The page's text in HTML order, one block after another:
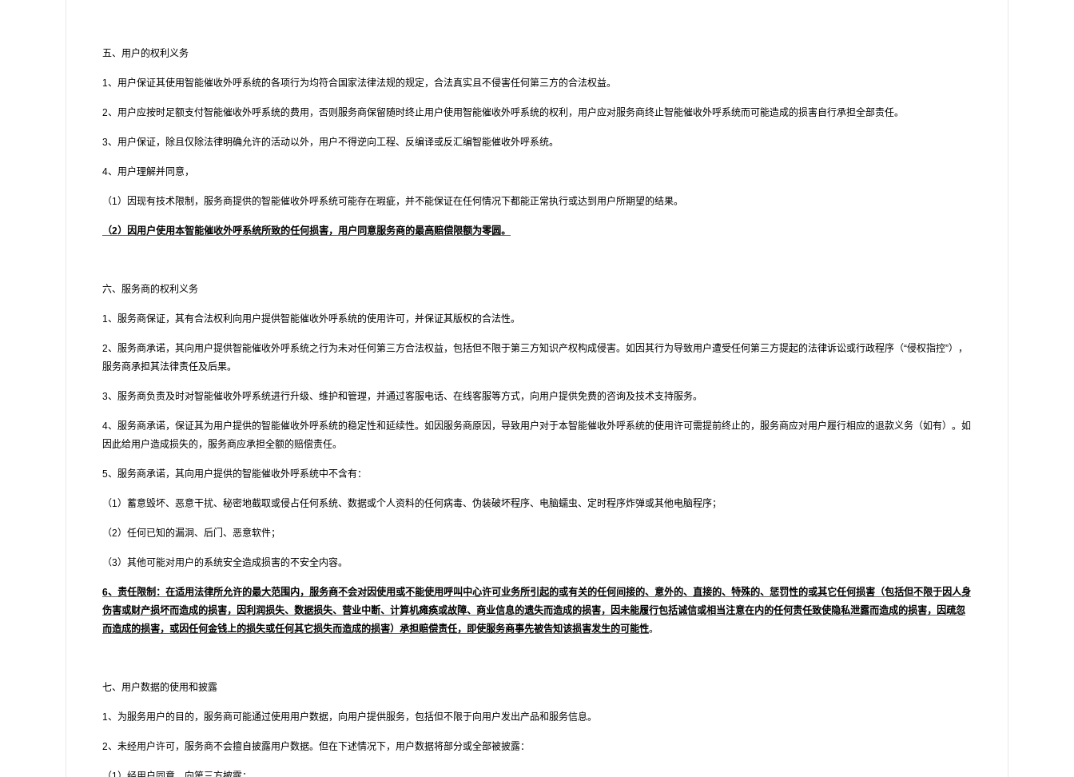
五、用户的权利义务
1、用户保证其使用智能催收外呼系统的各项行为均符合国家法律法规的规定，合法真实且不侵害任何第三方的合法权益。
2、用户应按时足额支付智能催收外呼系统的费用，否则服务商保留随时终止用户使用智能催收外呼系统的权利，用户应对服务商终止智能催收外呼系统而可能造成的损害自行承担全部责任。
3、用户保证，除且仅除法律明确允许的活动以外，用户不得逆向工程、反编译或反汇编智能催收外呼系统。
4、用户理解并同意，
（1）因现有技术限制，服务商提供的智能催收外呼系统可能存在瑕疵，并不能保证在任何情况下都能正常执行或达到用户所期望的结果。
（2）因用户使用本智能催收外呼系统所致的任何损害，用户同意服务商的最高赔偿限额为零圆。
六、服务商的权利义务
1、服务商保证，其有合法权利向用户提供智能催收外呼系统的使用许可，并保证其版权的合法性。
2、服务商承诺，其向用户提供智能催收外呼系统之行为未对任何第三方合法权益，包括但不限于第三方知识产权构成侵害。如因其行为导致用户遭受任何第三方提起的法律诉讼或行政程序（“侵权指控”），
服务商承担其法律责任及后果。
3、服务商负责及时对智能催收外呼系统进行升级、维护和管理，并通过客服电话、在线客服等方式，向用户提供免费的咨询及技术支持服务。
4、服务商承诺，保证其为用户提供的智能催收外呼系统的稳定性和延续性。如因服务商原因，导致用户对于本智能催收外呼系统的使用许可需提前终止的，服务商应对用户履行相应的退款义务（如有）。如
因此给用户造成损失的，服务商应承担全额的赔偿责任。
5、服务商承诺，其向用户提供的智能催收外呼系统中不含有：
（1）蓄意毁坏、恶意干扰、秘密地截取或侵占任何系统、数据或个人资料的任何病毒、伪装破坏程序、电脑蠕虫、定时程序炸弹或其他电脑程序；
（2）任何已知的漏洞、后门、恶意软件；
（3）其他可能对用户的系统安全造成损害的不安全内容。
6、责任限制：在适用法律所允许的最大范围内，服务商不会对因使用或不能使用呼叫中心许可业务所引起的或有关的任何间接的、意外的、直接的、特殊的、惩罚性的或其它任何损害（包括但不限于因人身
伤害或财产损坏而造成的损害，因利润损失、数据损失、营业中断、计算机瘫痪或故障、商业信息的遗失而造成的损害，因未能履行包括诚信或相当注意在内的任何责任致使隐私泄露而造成的损害，因疏忽
而造成的损害，或因任何金钱上的损失或任何其它损失而造成的损害）承担赔偿责任，即使服务商事先被告知该损害发生的可能性。
七、用户数据的使用和披露
1、为服务用户的目的，服务商可能通过使用用户数据，向用户提供服务，包括但不限于向用户发出产品和服务信息。
2、未经用户许可，服务商不会擅自披露用户数据。但在下述情况下，用户数据将部分或全部被披露：